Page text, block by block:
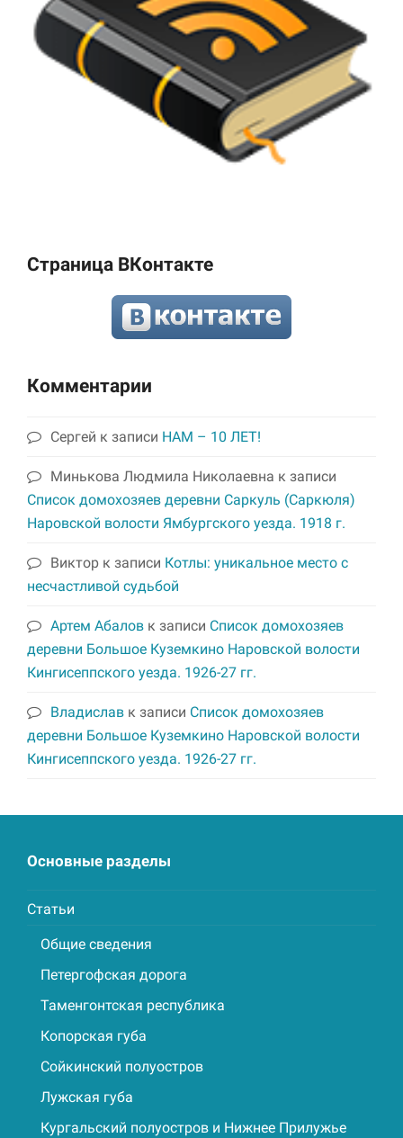
Страница ВКонтакте
Комментарии
Сергей к записи НАМ – 10 ЛЕТ!
Минькова Людмила Николаевна к записи
Список домохозяев деревни Саркуль (Саркюля)
Наровской волости Ямбургского уезда. 1918 г.
Виктор к записи Котлы: уникальное место с
несчастливой судьбой
Артем Абалов к записи Список домохозяев
деревни Большое Куземкино Наровской волости
Кингисеппского уезда. 1926-27 гг.
Владислав к записи Список домохозяев
деревни Большое Куземкино Наровской волости
Кингисеппского уезда. 1926-27 гг.
Основные разделы
Статьи
Общие сведения
Петергофская дорога
Таменгонтская республика
Копорская губа
Сойкинский полуостров
Лужская губа
Кургальский полуостров и Нижнее Прилужье